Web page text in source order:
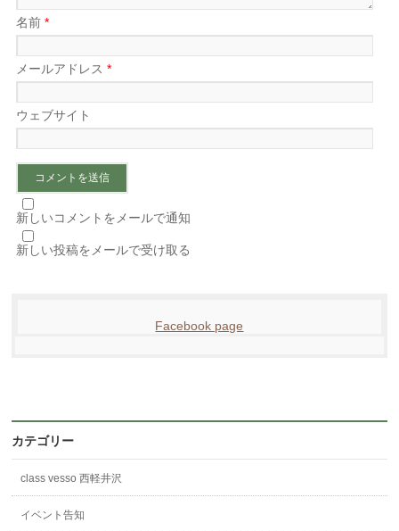
名前*
メールアドレス*
ウェブサイト
新しいコメントをメールで通知
新しい投稿をメールで受け取る
Facebook page
カテゴリー
class vesso 西軽井沢
イベント告知